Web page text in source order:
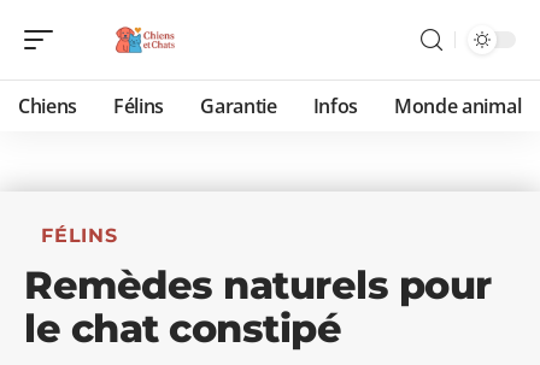
Chiens Félins Garantie Infos Monde animal
FÉLINS
Remèdes naturels pour
le chat constipé